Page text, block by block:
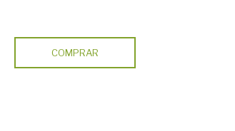
COMPRAR